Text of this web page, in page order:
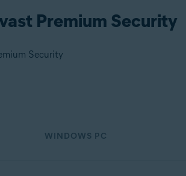
Premium Security
Security
WINDOWS PC